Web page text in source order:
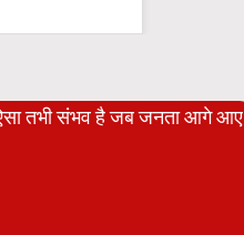
ऐसा तभी संभव है जब जनता आगे आए